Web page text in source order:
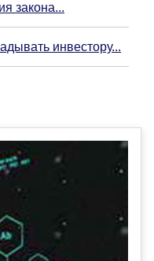
закона...
инвестору...